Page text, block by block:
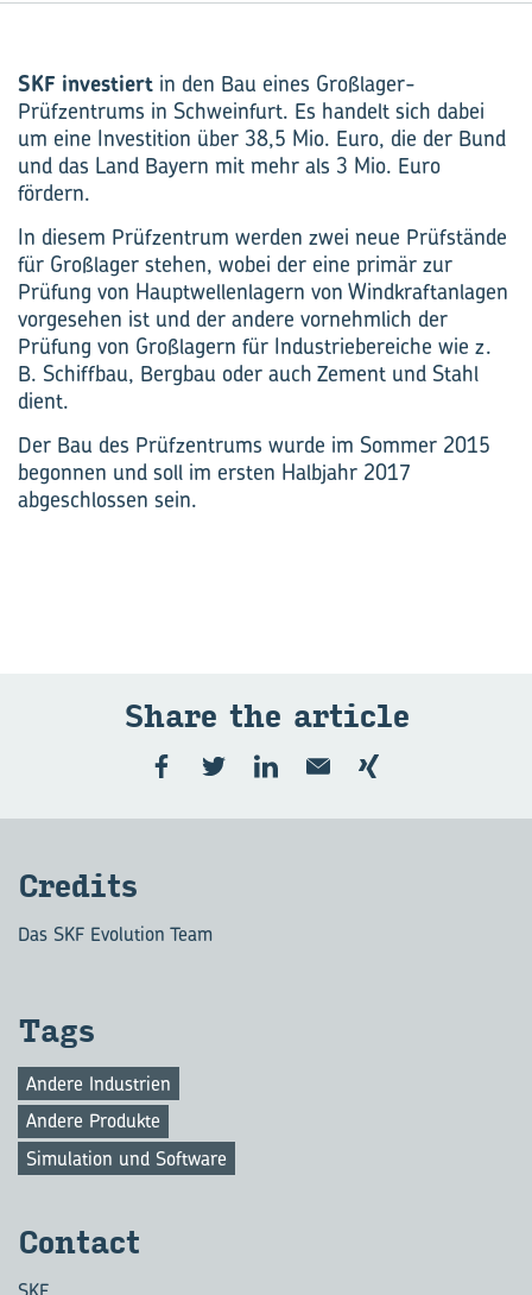
SKF investiert in den Bau eines Großlager-
Prüfzentrums in Schweinfurt. Es handelt sich dabei
um eine Investition über 38,5 Mio. Euro, die der Bund
und das Land Bayern mit mehr als 3 Mio. Euro
fördern.
In diesem Prüfzentrum werden zwei neue Prüfstände
für Großlager stehen, wobei der eine primär zur
Prüfung von Hauptwellenlagern von Windkraftanlagen
vorgesehen ist und der andere vornehmlich der
Prüfung von Großlagern für Industriebereiche wie z.
B. Schiffbau, Bergbau oder auch Zement und Stahl
dient.
Der Bau des Prüfzentrums wurde im Sommer 2015
begonnen und soll im ersten Halbjahr 2017
abgeschlossen sein.
Share the ar­ticle
Cre­dits
Das SKF Evolution Team
Tags
Andere Industrien
Andere Produkte
Simulation und Software
Con­tact